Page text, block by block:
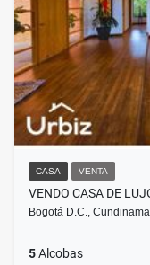
CASA VENTA
VENDO CASA DE
Bogotá D.C.,
5Alcobas